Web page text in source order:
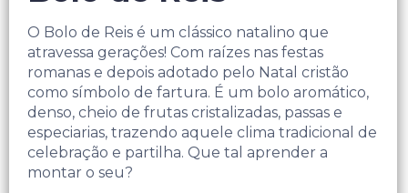
O Bolo de Reis é um clássico natalino que
atravessa gerações! Com raízes nas festas
romanas e depois adotado pelo Natal cristão
como símbolo de fartura. É um bolo aromático,
denso, cheio de frutas cristalizadas, passas e
especiarias, trazendo aquele clima tradicional de
celebração e partilha. Que tal aprender a
montar o seu?